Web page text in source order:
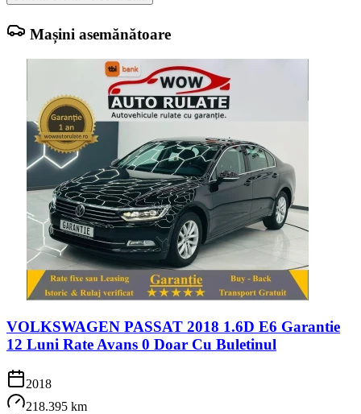
Mașini asemănătoare
VOLKSWAGEN PASSAT 2018 1.6D E6 Garantie
12 Luni Rate Avans 0 Doar Cu Buletinul
2018
218.395 km